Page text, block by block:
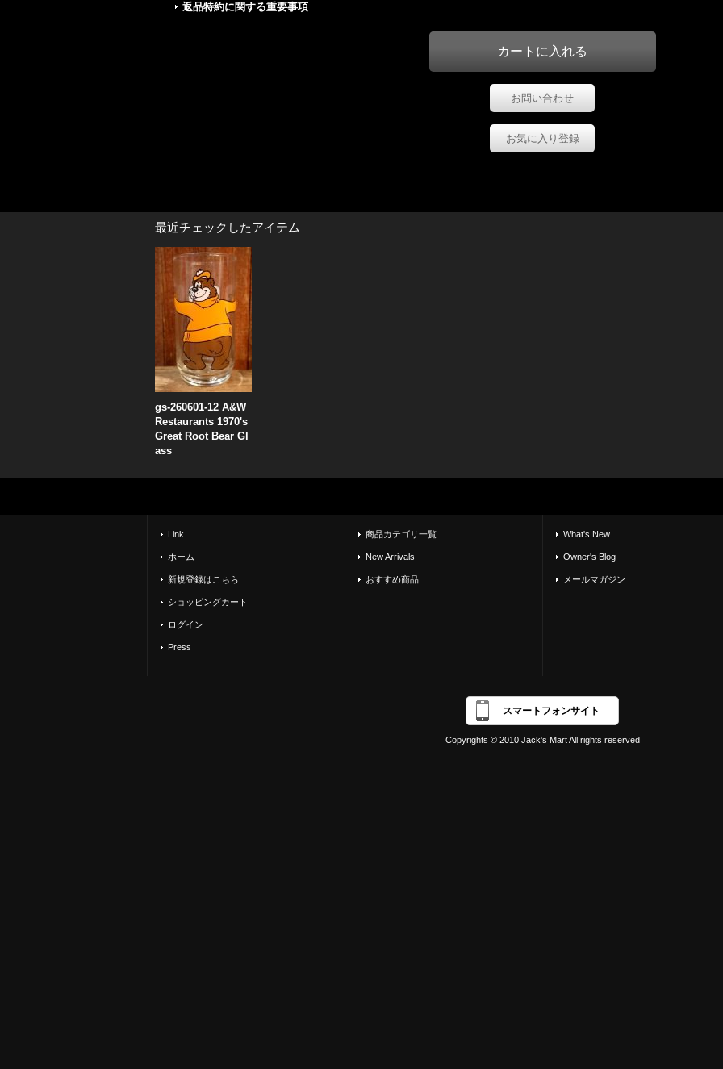
返品特約に関する重要事項
お問い合わせ
お気に入り登録
最近チェックしたアイテム
gs-260601-12 A&W
Restaurants 1970's
Great Root Bear Gl
ass
Link
ホーム
新規登録はこちら
ショッピングカート
ログイン
Press
商品カテゴリ一覧
New Arrivals
おすすめ商品
What's New
Owner's Blog
メールマガジン
スマートフォンサイト
Copyrights © 2010 Jack's Mart All rights reserved